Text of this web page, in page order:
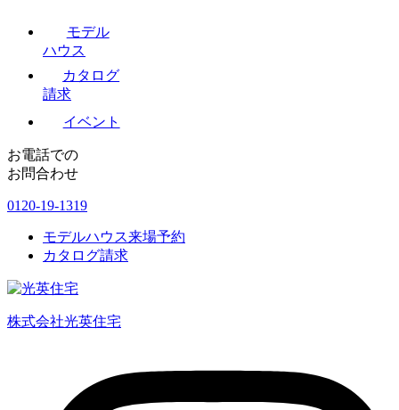
モデル
ハウス
カタログ
請求
イベント
お電話での
お問合わせ
0120-19-1319
モデルハウス来場予約
カタログ請求
株式会社光英住宅